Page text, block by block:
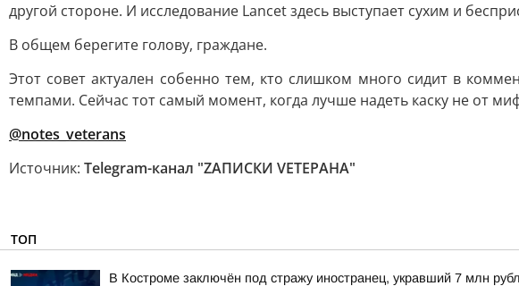
другой стороне. И исследование Lancet здесь выступает сухим и
В общем берегите голову, граждане.
Этот совет актуален собенно тем, кто слишком много сидит в
темпами. Сейчас тот самый момент, когда лучше надеть каску не от
@notes_veterans
Источник: Telegram-канал "ZАПИСКИ VЕТЕРАНА"
ТОП
В Костроме заключён под стражу иностранец, укравший 7 млн